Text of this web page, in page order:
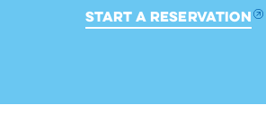
START A RESERVATION